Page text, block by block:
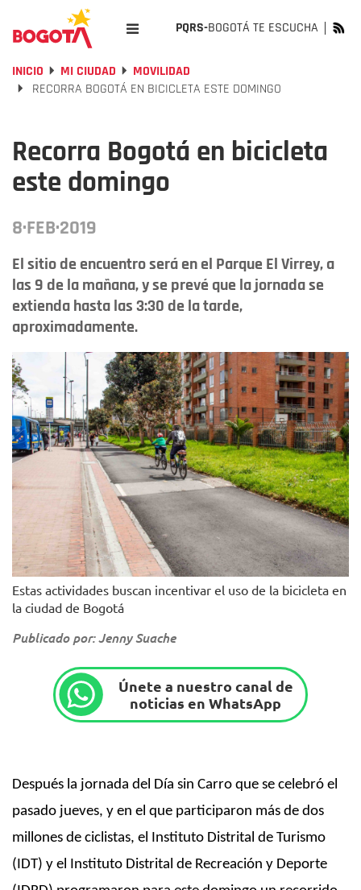
PQRS-BOGOTÁ TE ESCUCHA
INICIO MI CIUDAD
MOVILIDAD
RECORRA BOGOTÁ EN BICICLETA ESTE DOMINGO
Recorra Bogotá en bicicleta
este domingo
8·FEB·2019
El sitio de encuentro será en el Parque El Virrey, a
las 9 de la mañana, y se prevé que la jornada se
extienda hasta las 3:30 de la tarde,
aproximadamente.
Estas actividades buscan incentivar el uso de la bicicleta en
la ciudad de Bogotá
Publicado por: Jenny Suache
Únete a nuestro canal de
noticias en WhatsApp
Después la jornada del Día sin Carro que se celebró el
pasado jueves, y en el que participaron más de dos
millones de ciclistas, el Instituto Distrital de Turismo
(IDT) y el Instituto Distrital de Recreación y Deporte